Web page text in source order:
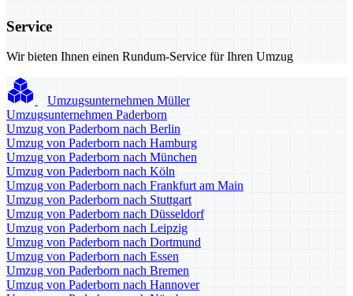
Service
Wir bieten Ihnen einen Rundum-Service für Ihren Umzug
Umzugsunternehmen Müller
Umzugsunternehmen Paderborn
Umzug von Paderborn nach Berlin
Umzug von Paderborn nach Hamburg
Umzug von Paderborn nach München
Umzug von Paderborn nach Köln
Umzug von Paderborn nach Frankfurt am Main
Umzug von Paderborn nach Stuttgart
Umzug von Paderborn nach Düsseldorf
Umzug von Paderborn nach Leipzig
Umzug von Paderborn nach Dortmund
Umzug von Paderborn nach Essen
Umzug von Paderborn nach Bremen
Umzug von Paderborn nach Hannover